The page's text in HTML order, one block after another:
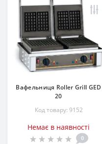
Вафельниця Roller Grill GED
20
Код товару: 9152
Немає в наявності
0